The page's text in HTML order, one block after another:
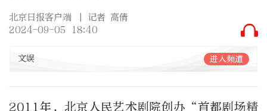
北京日报客户端
| 记者 高倩
2024-09-05 18:40
文娱 进入频道
2011年，北京人民艺术剧院创办“首都剧场精